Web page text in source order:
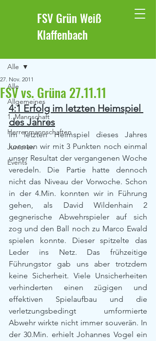
FSV Grün Weiß
Klaffenbach
Alle
Allgemeines
1. Mannschaft
Herrenmannschaften
Junioren
Events
Alle
FSV vs. Grüna 27.11.11
27. Nov. 2011
4:1 Erfolg im letzten Heimspiel
des Jahres
Im letzten Heimspiel dieses Jahres
konnten wir mit 3 Punkten noch einmal
unser Resultat der vergangenen Woche
veredeln. Die Partie hatte dennoch
nicht das Niveau der Vorwoche. Schon
in der 4.Min. konnten wir in Führung
gehen, als David Wildenhain 2
gegnerische Abwehrspieler auf sich
zog und den Ball noch zu Marco Ewald
spielen konnte. Dieser spitzelte das
Leder ins Netz. Das frühzeitige
Führungstor gab uns aber trotzdem
keine Sicherheit. Viele Unsicherheiten
verhinderten einen zügigen und
effektiven Spielaufbau und die
verletzungsbedingt umformierte
Abwehr wirkte nicht immer souverän. In
der 30.Min. erhielt Johannes Vogel ein